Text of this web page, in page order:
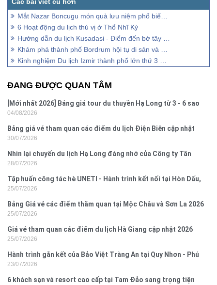
Mắt Nazar Boncugu món quà lưu niệm phổ biến ở Thổ Nhĩ Kỳ
6 Hoạt động du lịch thú vị ở Thổ Nhĩ Kỳ
Hướng dẫn du lịch Kusadasi - Điểm đến bờ tây biển Aegean
Khám phá thành phố Bordrum hội tụ di sản và biển đảo
Kinh nghiệm Du lịch Izmir thành phố lớn thứ 3 ở Thổ Nhĩ Kỳ
ĐANG ĐƯỢC QUAN TÂM
[Mới nhất 2026] Bảng giá tour du thuyền Hạ Long từ 3 - 6 sao
04/08/2026
Bảng giá vé tham quan các điểm du lịch Điện Biên cập nhật
2026
30/07/2026
Nhìn lại chuyến du lịch Hạ Long đáng nhớ của Công ty Tân
Hưng 2026
28/07/2026
Tập huấn công tác hè UNETI - Hành trình kết nối tại Hòn Dấu,
Đồ Sơn
25/07/2026
Bảng Giá vé các điểm thăm quan tại Mộc Châu và Sơn La 2026
25/07/2026
Giá vé tham quan các điểm du lịch Hà Giang cập nhật 2026
25/07/2026
Hành trình gắn kết của Bảo Việt Tràng An tại Quy Nhơn - Phú
Yên
23/07/2026
6 khách sạn và resort cao cấp tại Tam Đảo sang trọng tiện